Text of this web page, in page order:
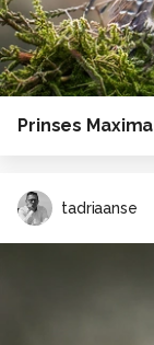
Prinses Maxima
tadriaanse